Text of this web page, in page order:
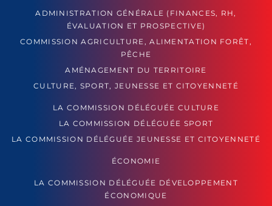
ADMINISTRATION GÉNÉRALE (FINANCES, RH,
ÉVALUATION ET PROSPECTIVE)
COMMISSION AGRICULTURE, ALIMENTATION FORÊT,
PÊCHE
AMÉNAGEMENT DU TERRITOIRE
CULTURE, SPORT, JEUNESSE ET CITOYENNETÉ
LA COMMISSION DÉLÉGUÉE CULTURE
LA COMMISSION DÉLÉGUÉE SPORT
LA COMMISSION DÉLÉGUÉE JEUNESSE ET CITOYENNETÉ
ÉCONOMIE
LA COMMISSION DÉLÉGUÉE DÉVELOPPEMENT
ÉCONOMIQUE